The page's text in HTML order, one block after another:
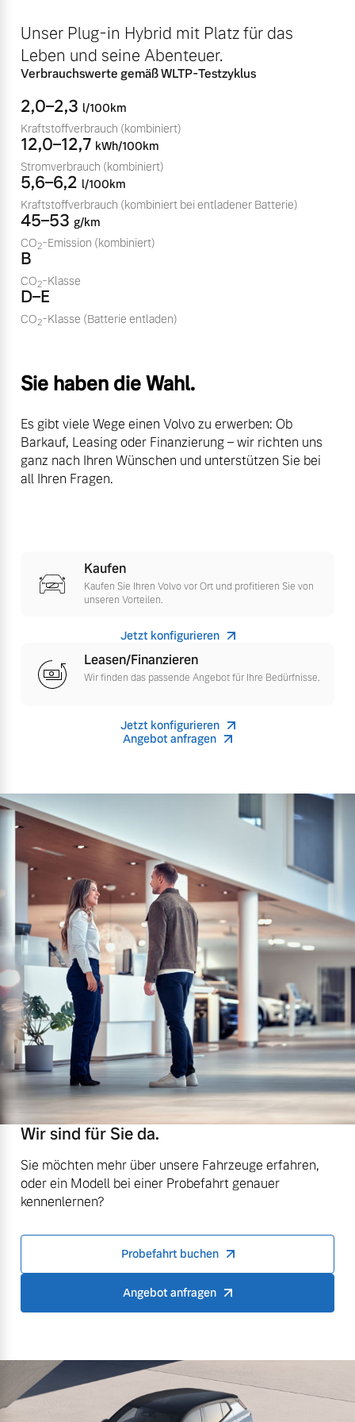
Fahrzeug konfigurieren
Sofort verfügbare Fahrzeuge
Volvo Selekt
Mehr erfahren
Editionsmodelle
Mehr erfahren
Sommer Kompletträder.
Bitte sprechen Sie uns
direkt an.
Entdecken Sie unsere
Mehr erfahren
Versicherung
Unser Plug-in Hybrid mit Platz für das
Leben und seine Abenteuer.
Verbrauchswerte gemäß WLTP-Testzyklus
2,0–2,3 l/100km
Kraftstoffverbrauch (kombiniert)
12,0–12,7 kWh/100km
Stromverbrauch (kombiniert)
5,6–6,2 l/100km
Kraftstoffverbrauch (kombiniert bei entladener Batterie)
45–53 g/km
CO2-Emission (kombiniert)
B
CO2-Klasse
D–E
CO2-Klasse (Batterie entladen)
Sie haben die Wahl.
Es gibt viele Wege einen Volvo zu erwerben: Ob
Barkauf, Leasing oder Finanzierung – wir richten uns
ganz nach Ihren Wünschen und unterstützen Sie bei
all Ihren Fragen.
Kaufen
Kaufen Sie Ihren Volvo vor Ort und profitieren Sie von
unseren Vorteilen.
Jetzt konfigurieren
Leasen/Finanzieren
Wir finden das passende Angebot für Ihre Bedürfnisse.
Jetzt konfigurieren
Angebot anfragen
Wir sind für Sie da.
Sie möchten mehr über unsere Fahrzeuge erfahren,
oder ein Modell bei einer Probefahrt genauer
kennenlernen?
Probefahrt buchen
Angebot anfragen